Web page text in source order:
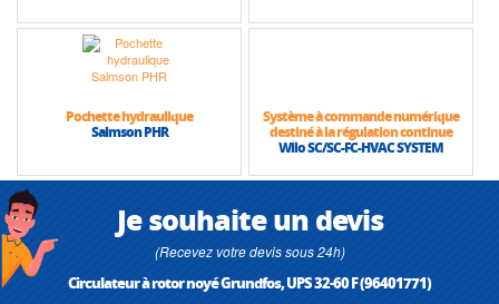
Pochette hydraulique
Salmson PHR
Système à commande numérique
destiné à la régulation continue
Wilo SC/SC-FC-HVAC SYSTEM
Je souhaite un devis
(Recevez votre devis sous 24h)
Circulateur à rotor noyé Grundfos, UPS 32-60 F (96401771)